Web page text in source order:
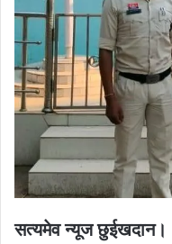
सत्यमेव न्यूज छुईखदान।